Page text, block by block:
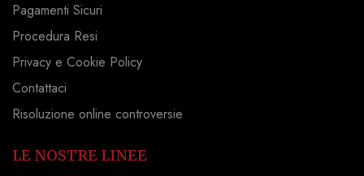
Pagamenti Sicuri
Procedura Resi
Privacy e Cookie Policy
Contattaci
Risoluzione online controversie
LE NOSTRE LINEE